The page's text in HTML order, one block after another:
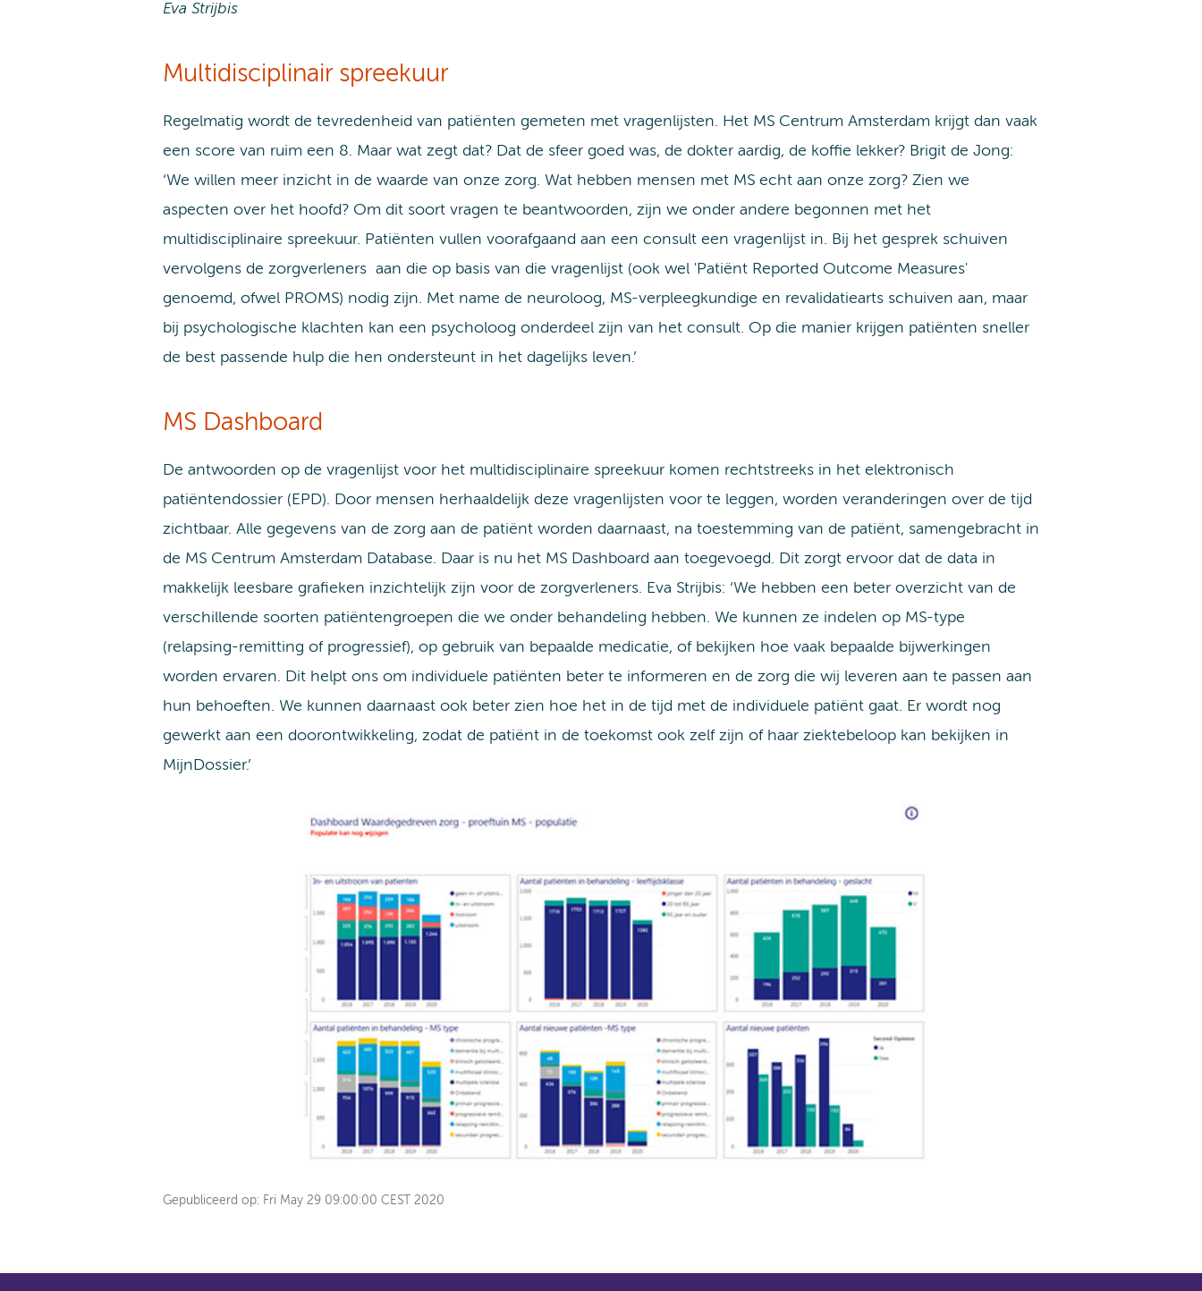
Eva Strijbis
Multidisciplinair spreekuur
Regelmatig wordt de tevredenheid van patiënten gemeten met vragenlijsten. Het MS Centrum Amsterdam krijgt dan vaak
een score van ruim een 8. Maar wat zegt dat? Dat de sfeer goed was, de dokter aardig, de koffie lekker? Brigit de Jong:
‘We willen meer inzicht in de waarde van onze zorg. Wat hebben mensen met MS echt aan onze zorg? Zien we
aspecten over het hoofd? Om dit soort vragen te beantwoorden, zijn we onder andere begonnen met het
multidisciplinaire spreekuur. Patiënten vullen voorafgaand aan een consult een vragenlijst in. Bij het gesprek schuiven
vervolgens de zorgverleners aan die op basis van die vragenlijst (ook wel 'Patiënt Reported Outcome Measures'
genoemd, ofwel PROMS) nodig zijn. Met name de neuroloog, MS-verpleegkundige en revalidatiearts schuiven aan, maar
bij psychologische klachten kan een psycholoog onderdeel zijn van het consult. Op die manier krijgen patiënten sneller
de best passende hulp die hen ondersteunt in het dagelijks leven.’
MS Dashboard
De antwoorden op de vragenlijst voor het multidisciplinaire spreekuur komen rechtstreeks in het elektronisch
patiëntendossier (EPD). Door mensen herhaaldelijk deze vragenlijsten voor te leggen, worden veranderingen over de tijd
zichtbaar. Alle gegevens van de zorg aan de patiënt worden daarnaast, na toestemming van de patiënt, samengebracht in
de MS Centrum Amsterdam Database. Daar is nu het MS Dashboard aan toegevoegd. Dit zorgt ervoor dat de data in
makkelijk leesbare grafieken inzichtelijk zijn voor de zorgverleners. Eva Strijbis: ‘We hebben een beter overzicht van de
verschillende soorten patiëntengroepen die we onder behandeling hebben. We kunnen ze indelen op MS-type
(relapsing-remitting of progressief), op gebruik van bepaalde medicatie, of bekijken hoe vaak bepaalde bijwerkingen
worden ervaren. Dit helpt ons om individuele patiënten beter te informeren en de zorg die wij leveren aan te passen aan
hun behoeften. We kunnen daarnaast ook beter zien hoe het in de tijd met de individuele patiënt gaat. Er wordt nog
gewerkt aan een doorontwikkeling, zodat de patiënt in de toekomst ook zelf zijn of haar ziektebeloop kan bekijken in
MijnDossier.’
Gepubliceerd op: Fri May 29 09:00:00 CEST 2020